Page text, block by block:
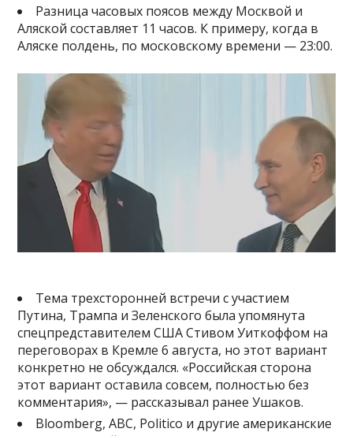
Разница часовых поясов между Москвой и
Аляской составляет 11 часов. К примеру, когда в
Аляске полдень, по московскому времени — 23:00.
Тема трехсторонней встречи с участием
Путина, Трампа и Зеленского была упомянута
спецпредставителем США Стивом Уиткоффом на
переговорах в Кремле 6 августа, но этот вариант
конкретно не обсуждался. «Российская сторона
этот вариант оставила совсем, полностью без
комментария», — рассказывал ранее Ушаков.
Bloomberg, ABC, Politico и другие американские